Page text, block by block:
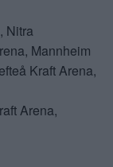
Nitra
Mannheim
Kraft Arena,
Arena,